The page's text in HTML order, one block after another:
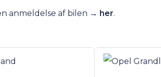
anmeldelse af bilen → her.